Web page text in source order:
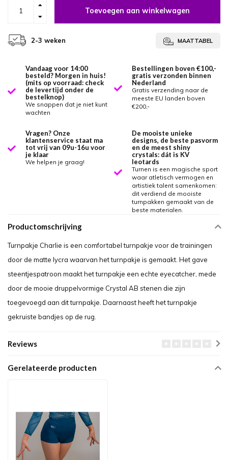
Toevoegen aan winkelwagen
2-3 weken MAATTABEL
Vandaag voor 14:00
besteld? Morgen in huis!
(mits op voorraad: check
de levertijd onder de
bestelknop)
We snappen dat je niet kunt
wachten
Bestellingen boven €100,-
gratis verzonden binnen
Nederland
Gratis verzending naar de
meeste EU landen boven
€200,-
Vragen? Onze
klantenservice staat ma
tot vrij van 09u-16u voor
je klaar
We helpen je graag!
De mooiste unieke
designs, de beste pasvorm
en de meest shiny
crystals: dát is KV
leotards
Turnen is een magische sport
waar atletisch vermogen en
artistiek talent samenkomen:
dit verdiend de mooiste
turnpakken gemaakt van de
beste materialen.
Productomschrijving
Turnpakje Charlie is een comfortabel turnpakje voor de trainingen
door de matte lycra waarvan het turnpakje is gemaakt. Het gave
steentjespatroon maakt het turnpakje een echte eyecatcher, mede
door de mooie druppelvormige Crystal AB stenen die zijn
toegevoegd aan dit turnpakje. Daarnaast heeft het turnpakje
gekruiste bandjes op de rug.
Reviews
Gerelateerde producten